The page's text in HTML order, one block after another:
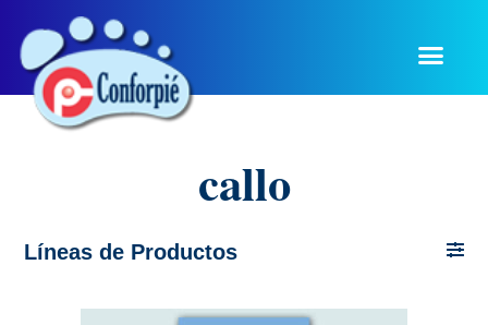
callo
Líneas de Productos